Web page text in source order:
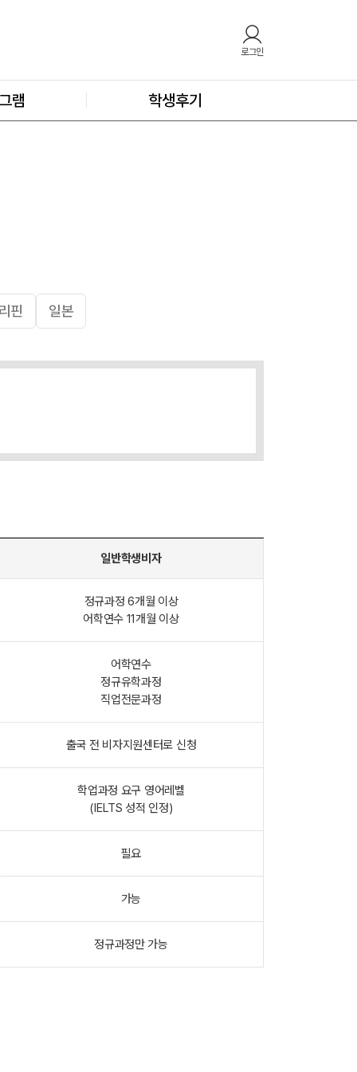
로그인
램 학생후기
핀 일본
일반학생비자
정규과정 6개월 이상
어학연수 11개월 이상
어학연수
정규유학과정
직업전문과정
출국 전 비자지원센터로 신청
학업과정 요구 영어레벨
(IELTS 성적 인정)
필요
가능
정규과정만 가능